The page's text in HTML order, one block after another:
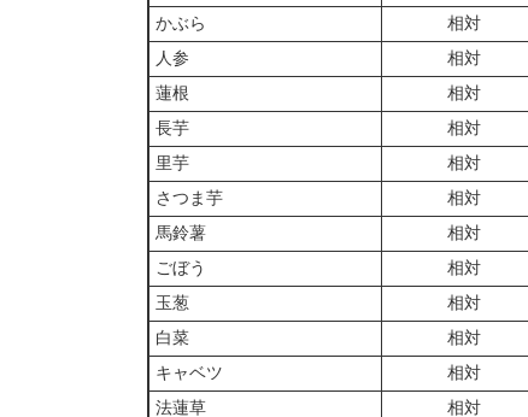
かぶら
相対
人参
相対
蓮根
相対
長芋
相対
里芋
相対
さつま芋
相対
馬鈴薯
相対
ごぼう
相対
玉葱
相対
白菜
相対
キャベツ
相対
法蓮草
相対